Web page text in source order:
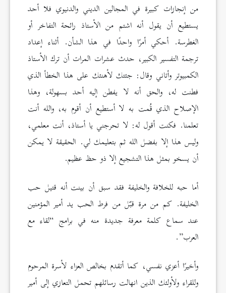
من إنجازات كبيرة في المجالين الديني والدنيوي فلا أحد
يستطيع أن يقول أنه اشتم من الأستاذ رائحة التفاخر أو
الغطرسة. أحكي أمرًا واحدًا في هذا الشأن. أثناء إعداد
ترجمة التفسير الكبير، حدث عشرات المرات أن ترك الأستاذ
الكمبيوتر وأتاني وقال: جئتك لأهنئك على هذا الخطأ الذي
فطنت له، والحق أنه لا يفطن إليه أحد بسهولة، وهذا
الإصلاح الذي قُمت به لا أستطيع أن أقوم به، والله أنت
تعلمنا. فكنت أقول له: لا تحرجني يا أستاذ، أنت معلمي،
وليس هذا إلا بفضل الله ثم بتعليمك لي. الحقيقة لا يمكن
أن يسخو بمثل هذا التشجيع إلا ذو حظ عظيم.
أما حبه للخلافة والخليفة فقد سبق أن بينت أنه قتيل حب
الخليفة. كم من مرة قبّل من فرط الحب يد أمير المؤمنين
عند سماع كلمة معرفة جديدة منه في برامج “لقاء مع
العرب”.
وأخيرًا أعزي نفسي، كما أتقدم بخالص العزاء لأسرة المرحوم
وللقراء ولأولئك الذين انهالت رسائلهم تحمل التعازي إلى أمير